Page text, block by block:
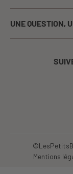
Nos marques
La presse en parle
Nos Festivals
Livraison
Paiement
Echanges /
UNE QUESTION,
Appelez-nous du
04-50-
Mentions